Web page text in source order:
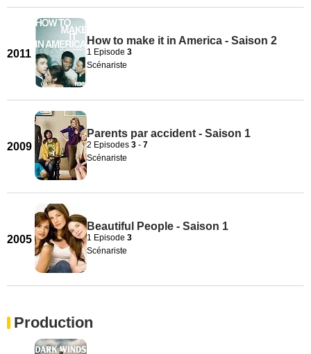
2011
How to make it in America - Saison 2
1 Episode 3
Scénariste
2009
Parents par accident - Saison 1
2 Episodes 3 - 7
Scénariste
2005
Beautiful People - Saison 1
1 Episode 3
Scénariste
Production